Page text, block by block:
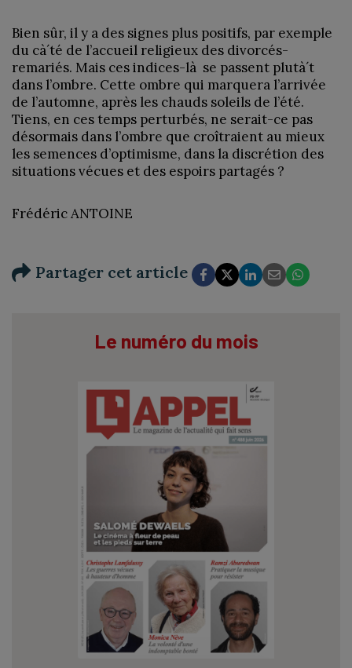
Bien sûr, il y a des signes plus positifs, par exemple
du cà´té de l’accueil religieux des divorcés-
remariés. Mais ces indices-là se passent plutà´t
dans l’ombre. Cette ombre qui marquera l’arrivée
de l’automne, après les chauds soleils de l’été.
Tiens, en ces temps perturbés, ne serait-ce pas
désormais dans l’ombre que croîtraient au mieux
les semences d’optimisme, dans la discrétion des
situations vécues et des espoirs partagés ?
Frédéric ANTOINE
Partager cet article
Le numéro du mois